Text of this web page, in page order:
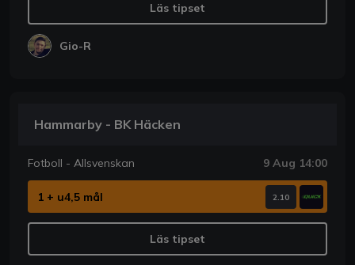
Läs tipset
Gio-R
Hammarby - BK Häcken
Fotboll - Allsvenskan 9 Aug 14:00
1 + u4,5 mål 2.10
Läs tipset